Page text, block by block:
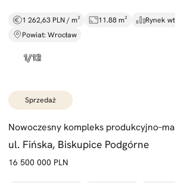
1 262,63 PLN / m² 11.88 m²
Rynek
Powiat: Wrocław
sprzedaż
Nowoczesny kompleks
ul. Fińska, Biskupice Podgórne
16 500 000 PLN